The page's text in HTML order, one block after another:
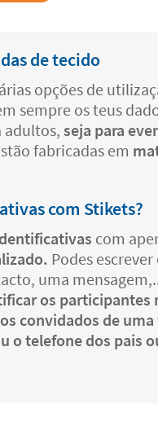
de tecido
opções de
sempre os teus
adultos, seja para
fabricadas em
com Stikets?
com
Podes escrever
uma
os participantes
convidados de uma
o telefone dos pais